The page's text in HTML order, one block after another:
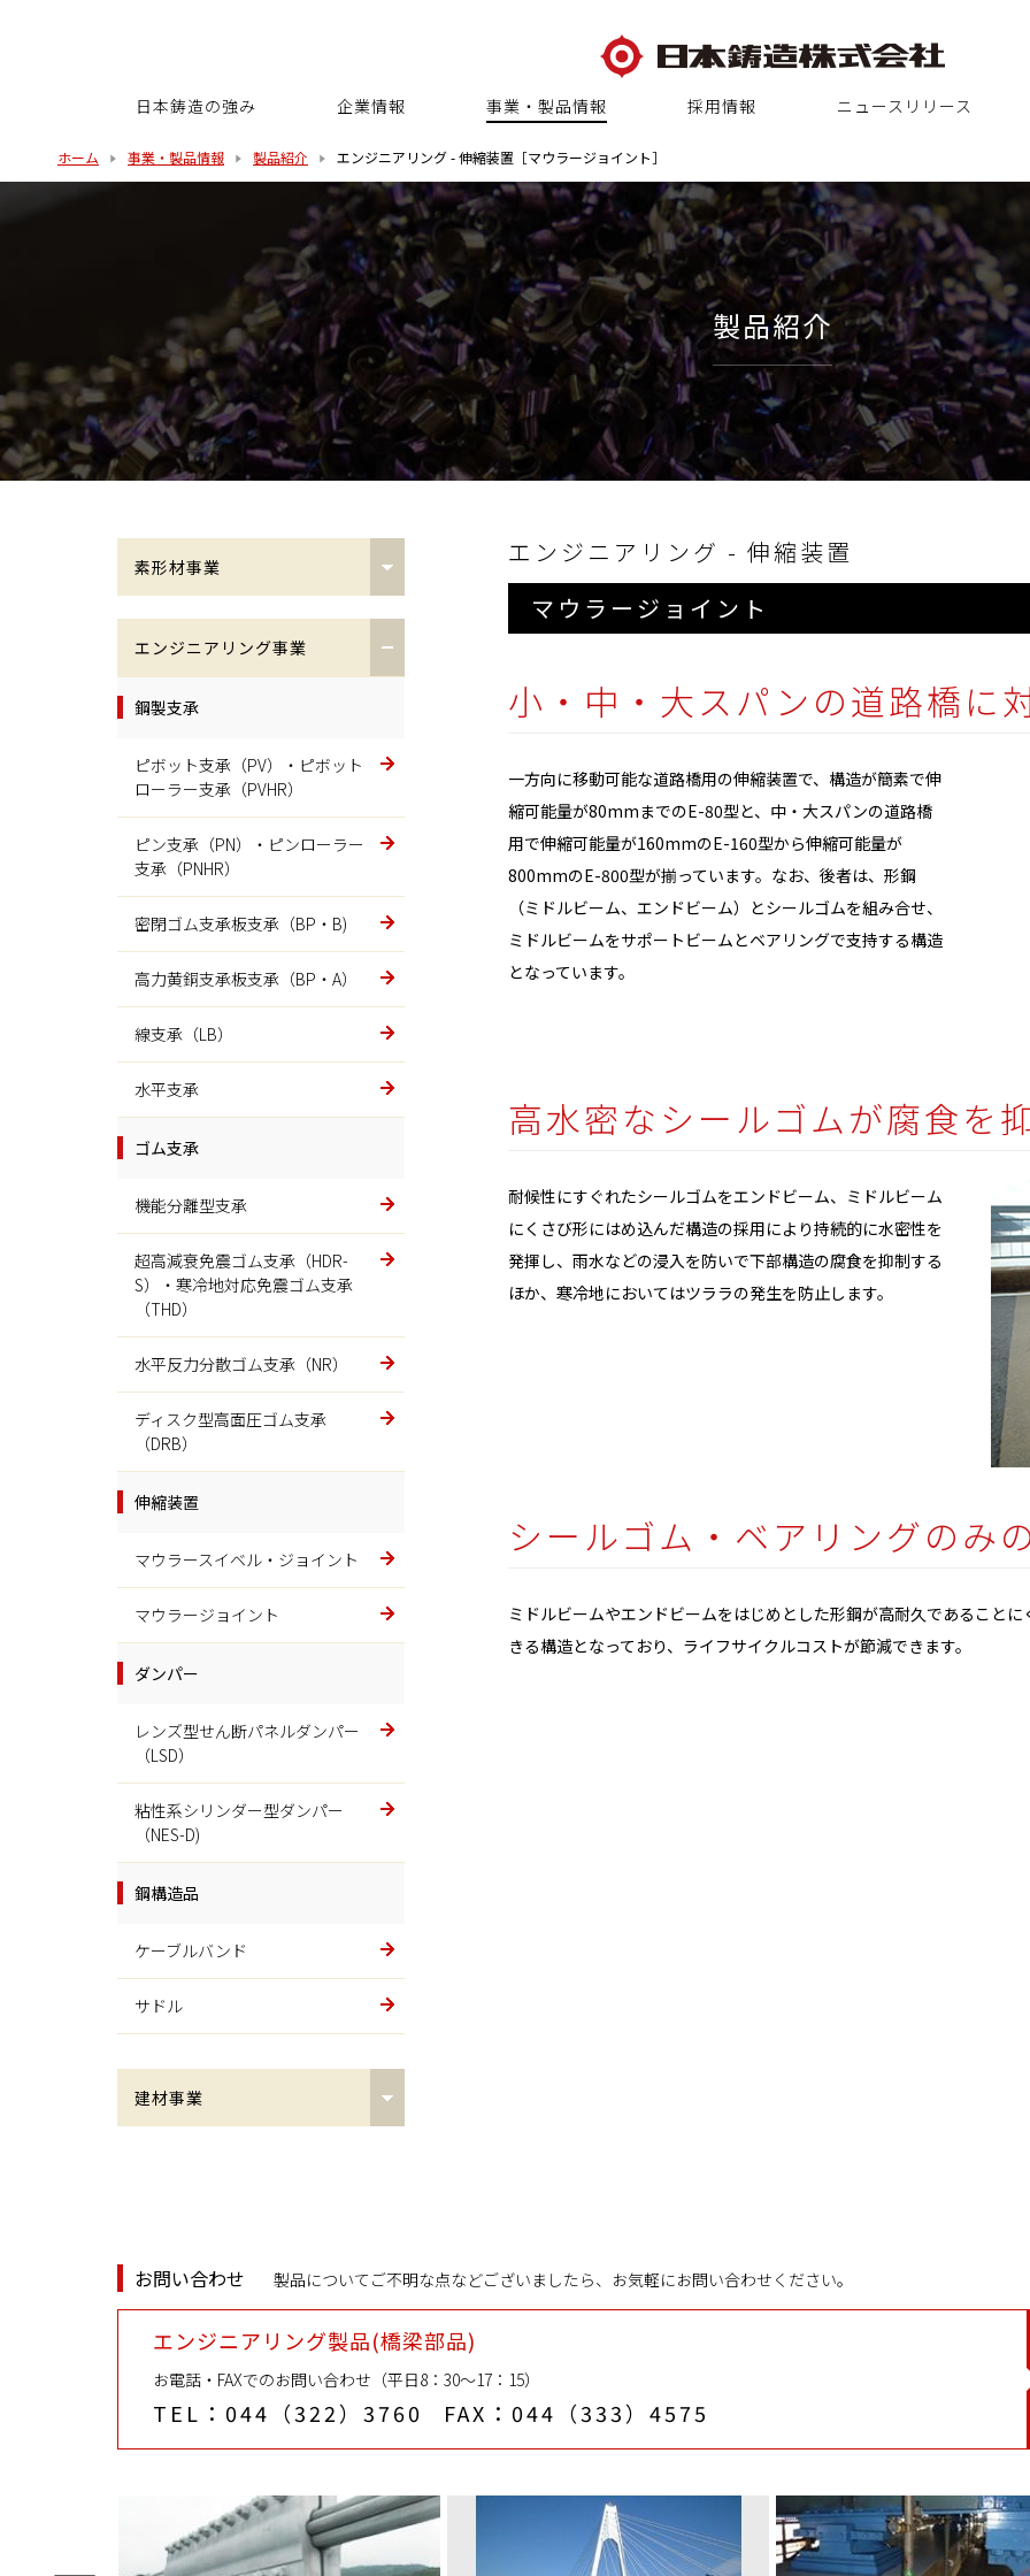
日本鋳造の強み 企業情報 事業・製品情報 採用情報 ニュースリリース
ホーム 事業・製品情報 製品紹介 エンジニアリング - 伸縮装置［マウラージョイント］
製品紹介
エンジニアリング - 伸縮装置
マウラージョイント
小・中・大スパンの道路橋に
一方向に移動可能な道路橋用の伸縮装置で、構造が簡素で伸
縮可能量が80mmまでのE-80型と、中・大スパンの道路橋
用で伸縮可能量が160mmのE-160型から伸縮可能量が
800mmのE-800型が揃っています。なお、後者は、形鋼
（ミドルビーム、エンドビーム）とシールゴムを組み合せ、
ミドルビームをサポートビームとベアリングで支持する構造
となっています。
高水密なシールゴムが腐食を
耐候性にすぐれたシールゴムをエンドビーム、ミドルビーム
にくさび形にはめ込んだ構造の採用により持続的に水密性を
発揮し、雨水などの浸入を防いで下部構造の腐食を抑制する
ほか、寒冷地においてはツララの発生を防止します。
シールゴム・ベアリングのみ
ミドルビームやエンドビームをはじめとした形鋼が高耐久であること
きる構造となっており、ライフサイクルコストが節減できます。
素形材事業
宇宙・防衛
建機
超大型油圧ショベル部品
エネルギー関連
車室
ゴミ焼却
火格子
プレス機械
プレス機械
製鉄関連
スクリーン、Gフレーム、プラグ
鋳造機械
ロータリーリクレーマ、ハイブ
素形材その他
金型
ステンレス
エンジニアリング事業
鋼製支承
ピボット支承（PV）・ピボット
ローラー支承（PVHR）
ピン支承（PN）・ピンローラー
支承（PNHR）
密閉ゴム支承板支承（BP・B)
高力黄銅支承板支承（BP・A）
線支承（LB）
水平支承
ゴム支承
機能分離型支承
超高減衰免震ゴム支承（HDR-
S）・寒冷地対応免震ゴム支承
（THD）
水平反力分散ゴム支承（NR）
ディスク型高面圧ゴム支承
（DRB）
伸縮装置
マウラースイベル・ジョイント
マウラージョイント
ダンパー
レンズ型せん断パネルダンパー
（LSD）
粘性系シリンダー型ダンパー
（NES-D)
鋼構造品
ケーブルバンド
サドル
建材事業
NCノード
NCベースP（角形・円形鋼管柱
用露出型弾性固定柱脚工法）
お問い合わせ 製品についてご不明な点などございましたら、お気軽にお問い合わせください。
エンジニアリング製品(橋梁部品)
お電話・FAXでのお問い合わせ（平日8：30〜17：15）
TEL：044（322）3760 FAX：044（333）4575